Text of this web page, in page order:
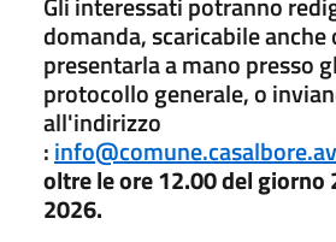
domanda, scaricabile anche
presentarla a mano presso
protocollo generale, o
all'indirizzo
:
oltre le ore 12.00 del giorno
2026.